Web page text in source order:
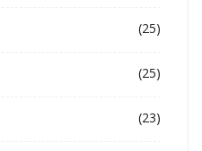
(25)
(25)
(23)